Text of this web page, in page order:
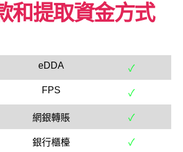
和提取資金方式
eDDA ✓
FPS ✓
網銀轉賬 ✓
銀行櫃檯 ✓